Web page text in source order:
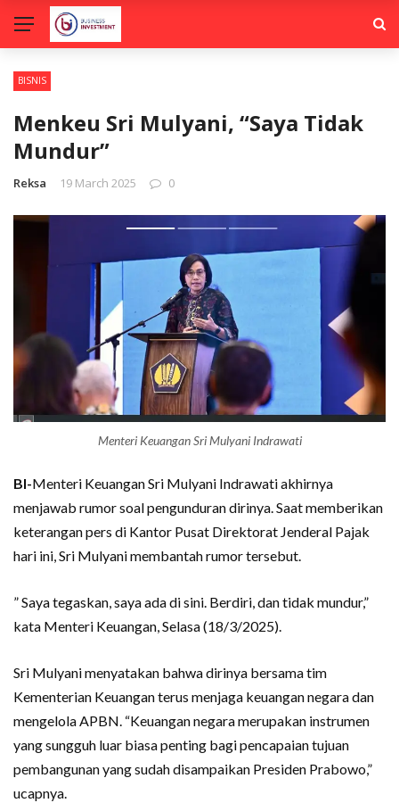
BISNIS
Menkeu Sri Mulyani, “Saya Tidak
Mundur”
Reksa 19 March 2025 0
Menteri Keuangan Sri Mulyani Indrawati
BI-Menteri Keuangan Sri Mulyani Indrawati akhirnya
menjawab rumor soal pengunduran dirinya. Saat memberikan
keterangan pers di Kantor Pusat Direktorat Jenderal Pajak
hari ini, Sri Mulyani membantah rumor tersebut.
” Saya tegaskan, saya ada di sini. Berdiri, dan tidak mundur,”
kata Menteri Keuangan, Selasa (18/3/2025).
Sri Mulyani menyatakan bahwa dirinya bersama tim
Kementerian Keuangan terus menjaga keuangan negara dan
mengelola APBN. “Keuangan negara merupakan instrumen
yang sungguh luar biasa penting bagi pencapaian tujuan
pembangunan yang sudah disampaikan Presiden Prabowo,”
ucapnya.